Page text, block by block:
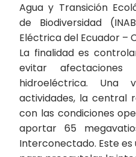
Agua y Transición
de Biodiversidad
Eléctrica del Ecuador –
La finalidad es
evitar
hidroeléctrica. Una
actividades, la central
con las condiciones
aportar 65
Interconectado. Este